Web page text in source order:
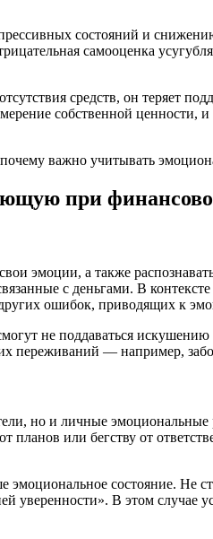
состояний и
самооценка
средств, он теряет
собственной ценности,
при
эмоции, а также
с деньгами. В
ошибок, приводящих к
не поддаваться искушению
переживаний — например,
но и личные
или бегству от
эмоциональное состояние.
В этом случае